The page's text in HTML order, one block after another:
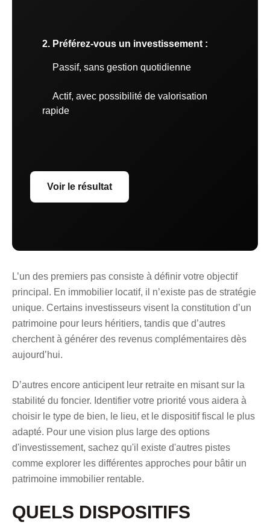
2. Préférez-vous un investissement :
Passif, sans gestion quotidienne
Actif, avec possibilité de valorisation
rapide
Voir le résultat
L’un des premiers pas consiste à définir votre objectif
principal. En immobilier locatif, il n’existe pas de stratégie
unique. Certains investisseurs visent la constitution d’un
patrimoine pour leurs héritiers, tandis que d’autres
cherchent à générer des revenus complémentaires dès
aujourd’hui.
D’autres encore anticipent leur retraite en misant sur la
stabilité du foncier. Identifier votre priorité vous aidera à
choisir le type de bien, le lieu, et le dispositif fiscal le plus
adapté. Pour une vision plus large des options
d'investissement, sachez qu'il existe d'autres pistes
comme explorer les différentes approches pour bâtir un
patrimoine immobilier rentable.
QUELS DISPOSITIFS